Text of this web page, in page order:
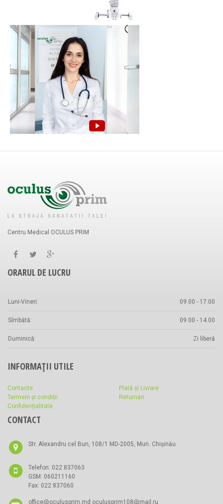
Centru Medical OCULUS PRIM
ORARUL DE LUCRU
Luni-Vineri: 09.00 - 17.00
Sîmbătă: 09.00 - 14.00
Duminică: Zi liberă
INFORMAȚII UTILE
Contacte
Termeni și condiții
Confidențialitate
Plată și Livrare
Returnări
CONTACT
Str. Alexandru cel Bun, 108/1 MD-2005, Mun. Chișinău
Telefon: 022 837063
GSM: 060211160
Fax: 022 837060
office@oculusprim.md oculusprim108@mail.ru